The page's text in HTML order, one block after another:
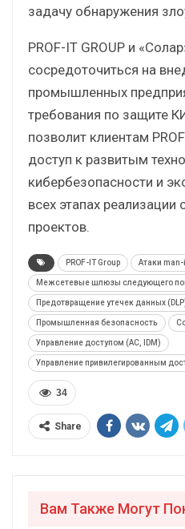
задачу обнаружения
PROF-IT GROUP и
сосредоточиться на
промышленных
требования по защите
позволит клиентам
доступ к развитым
кибербезопасности и
всех этапах
проектов.
PROF-IT Group Атаки
Межсетевые шлюзы следующего
Предотвращение утечек данных
Промышленная безопасность
Управление доступом (AC, IDM)
Управление привилегированным
34
Share
Вам Также Могут